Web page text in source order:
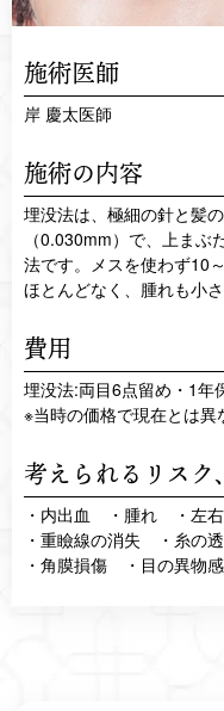
施術医師
岸 慶太医師
施術の内容
埋没法は、極細の針と髪
（0.030mm）で、上ま
法です。メスを使わず10
ほとんどなく、腫れも小
費用
埋没法:両目6点留め・1年
※当時の価格で現在とは異
考えられるリスク、
・内出血 ・腫れ ・
・重瞼線の消失 ・糸の
・角膜損傷 ・目の異物